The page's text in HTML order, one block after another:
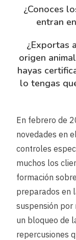
¿Conoces
entran
¿Exportas
origen
hayas
lo tengas
En febrero de
novedades en
controles
muchos los
formación
preparados en
suspensión
un bloqueo de
repercusiones